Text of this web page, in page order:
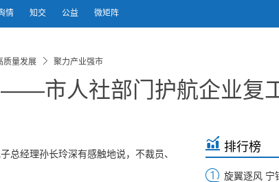
情 知交 公益 微矩阵
质量发展 聚力产业强市
市人社部门护航企业复
经理孙长玲深有感触地说，不裁员、
排行榜
旋翼逐风 宁